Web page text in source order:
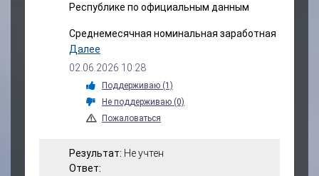
показателей для
резидентов;
показателей для
юридических лиц;
- 900 расчетных
наблюдается устойчивая
Республике по официальным данным
Среднемесячная номинальная заработная
плата работников предприятий и
организаций Кыргызстана (без учета
малых предприятий) в январе – феврале
2026 года составила 45 тысяч 734 сома.
С учетом инфляции рост оказался более
выросла на 5,6%, что отражает влияние
ценовой динамики на доходы населения.
Далее
02.06.2026 10:28
Поддерживаю (1)
Не поддерживаю (0)
Пожаловаться
Результат: Не учтен
Ответ: